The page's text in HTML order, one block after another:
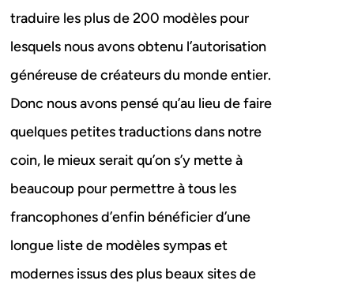
traduire les plus de 200 modèles pour
lesquels nous avons obtenu l’autorisation
généreuse de créateurs du monde entier.
Donc nous avons pensé qu’au lieu de faire
quelques petites traductions dans notre
coin, le mieux serait qu’on s’y mette à
beaucoup pour permettre à tous les
francophones d’enfin bénéficier d’une
longue liste de modèles sympas et
modernes issus des plus beaux sites de